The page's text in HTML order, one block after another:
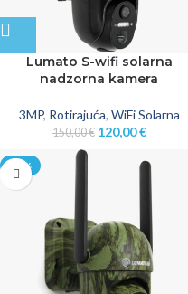
Lumato S-wifi solarna
nadzorna kamera
3MP, Rotirajuća, WiFi Solarna
150,00€ 120,00€
-24%